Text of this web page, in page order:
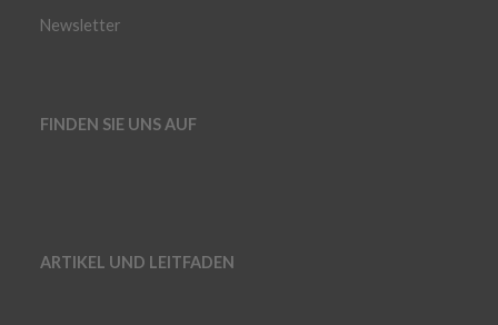
Newsletter
FINDEN SIE UNS AUF
ARTIKEL UND LEITFADEN